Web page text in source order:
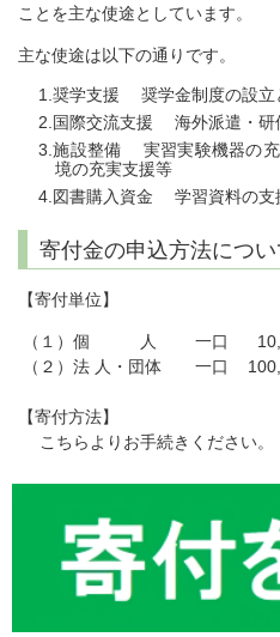
ことを主な使途としています。
主な使途は以下の通りです。
奨学支援 奨学金制度の設立
国際交流支援 海外派遣・研
施設整備 実習実験機器の充
境の充実支援等
図書購入資金 学習資料の支
寄付金の申込方法につい
【寄付単位】
（１）個 人 一口
（２）法 人・団体 一口
【寄付方法】
こちらよりお手続きください。